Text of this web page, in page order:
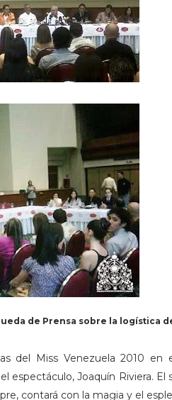
de Prensa sobre la logística
del Miss Venezuela 2010 en
espectáculo, Joaquín Riviera. El
contará con la magia y el